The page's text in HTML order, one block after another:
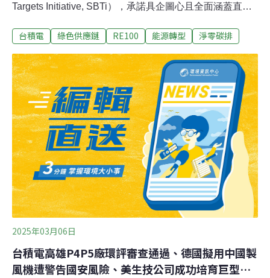
Targets Initiative, SBTi），承諾具企圖心且全面涵蓋直
環境永續目標；目前，已有50家供應商簽署台積電供應商
台生產要達到RE85、海外生產RE100等的要求。台積電
表示，為永續經營積極實踐淨零排放藍圖—2025年碳排達
峰且逐步下降，2030年回到2020年排放水準並達成全公司
生產營運據點使用再生能源比例60%（RE60），2040年
達成RE100，目標於2050年達成淨零排放。魏哲家：台積
電為實現一個永續的未來全力以赴台積電董事長暨總裁暨
ESG指導委員會主席魏哲家表示，「在全球致力於實踐環
境承諾和推動低碳轉型的過程，企業的投入是驅動改變的
關鍵動能之一。
台積電 綠色供應鏈 RE100 能源轉型 淨零碳排
2025年03月06日
台積電高雄P4P5廠環評審查通過、德國擬用中國製
風機遭警告國安風險、美生技公司成功培育巨型長